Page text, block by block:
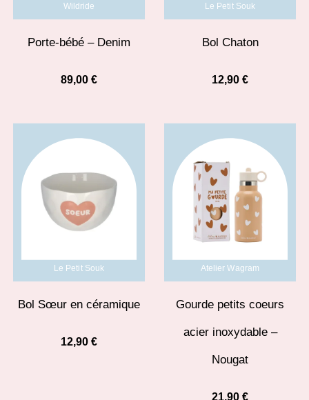
Wildride
Porte-bébé – Denim
89,00 €
Le Petit Souk
Bol Chaton
12,90 €
Le Petit Souk
Bol Sœur en céramique
12,90 €
Atelier Wagram
Gourde petits coeurs
acier inoxydable –
Nougat
21,90 €